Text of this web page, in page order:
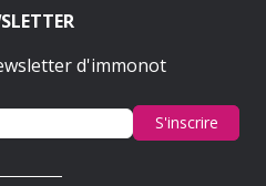
d'immonot
S'inscrire